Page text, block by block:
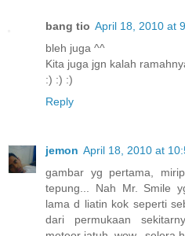
bang tio April 18, 2010 at
bleh juga ^^
Kita juga jgn kalah
:) :) :)
Reply
jemon April 18, 2010 at
gambar yg pertama,
tepung... Nah Mr. Smile
lama d liatin kok seperti
dari permukaan